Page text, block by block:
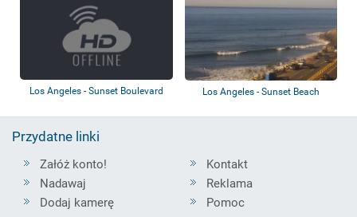
Los Angeles - Sunset Boulevard Los Angeles - Sunset Beach
Przydatne linki
Załóż konto!
Nadawaj
Dodaj kamerę
Kontakt
Reklama
Pomoc